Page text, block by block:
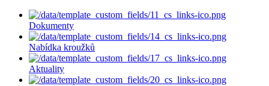
Dokumenty
Nabídka kroužků
Aktuality